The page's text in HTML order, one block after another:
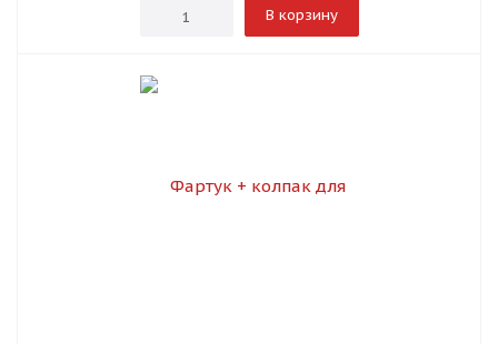
В корзину